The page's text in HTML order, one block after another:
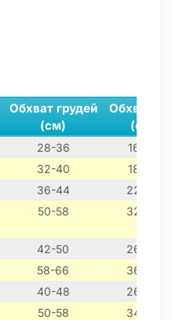
Обхват грудей
(см)
Обхват
(см)
28-36
16-26
32-40
18-28
36-44
22-32
50-58 32-42
42-50
26-36
58-66
36-46
40-48
26-36
50-58 34-44